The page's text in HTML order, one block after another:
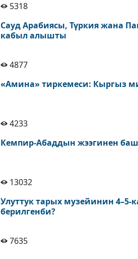
5318
Сауд Арабиясы, Түркия жана
кабыл алышты
4877
«Амина» тиркемеси: Кыргыз
4233
Кемпир-Абаддын жээгинен
13032
Улуттук тарых музейинин 4–5-
берилгенби?
7635